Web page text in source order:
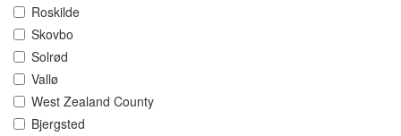
Roskilde
Skovbo
Solrød
Vallø
West Zealand County
Bjergsted